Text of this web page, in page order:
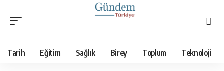
Tarih Eğitim Sağlık Birey Toplum Teknoloji